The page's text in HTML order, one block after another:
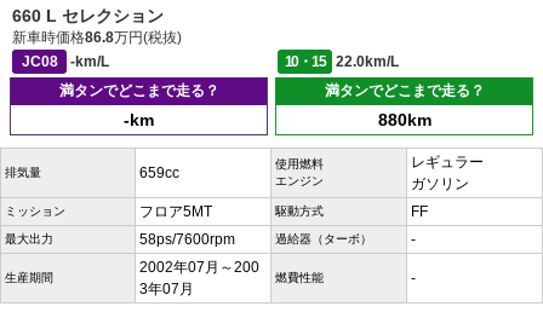
660 L セレクション
新車時価格86.8万円(税抜)
JC08
-km/L 10・15
22.0km/L
満タンでどこまで走る？
-km
満タンでどこまで走る？
880km
排気量 659cc
使用燃料
エンジン
レギュラー
ガソリン
ミッション フロア5MT 駆動方式 FF
最大出力 58ps/7600rpm 過給器（ターボ） -
生産期間
2002年07月～200
3年07月
燃費性能 -